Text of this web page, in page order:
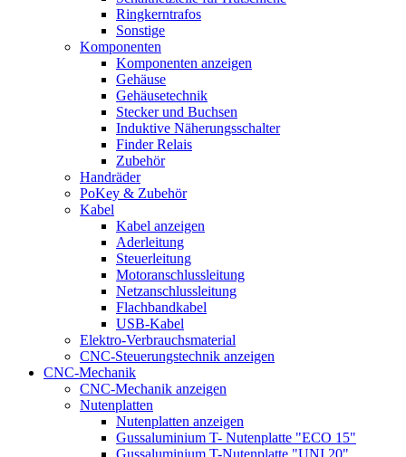
Ringkerntrafos
Sonstige
Komponenten
Komponenten anzeigen
Gehäuse
Gehäusetechnik
Stecker und Buchsen
Induktive Näherungsschalter
Finder Relais
Zubehör
Handräder
PoKey & Zubehör
Kabel
Kabel anzeigen
Aderleitung
Steuerleitung
Motoranschlussleitung
Netzanschlussleitung
Flachbandkabel
USB-Kabel
Elektro-Verbrauchsmaterial
CNC-Steuerungstechnik anzeigen
CNC-Mechanik
CNC-Mechanik anzeigen
Nutenplatten
Nutenplatten anzeigen
Gussaluminium T- Nutenplatte "ECO 15"
Gussaluminium T-Nutenplatte "UNI 20"